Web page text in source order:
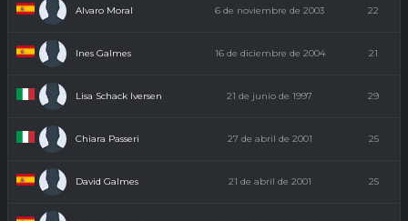
Alvaro Moral 6 de noviembre de 2003 22
Ines Galmes 16 de diciembre de 2004 21
Lisa Schack Iversen 21 de junio de 1997 29
Chiara Passeri 27 de abril de 2001 25
David Galmes 21 de abril de 2001 25